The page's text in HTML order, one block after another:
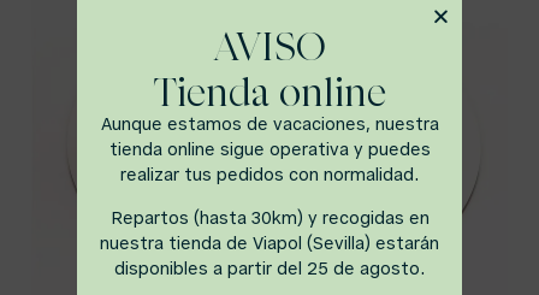
AVISO
Tienda online
Aunque estamos de vacaciones, nuestra
tienda online sigue operativa y puedes
realizar tus pedidos con normalidad.
Repartos (hasta 30km) y recogidas en
nuestra tienda de Viapol (Sevilla) estarán
disponibles a partir del 25 de agosto.